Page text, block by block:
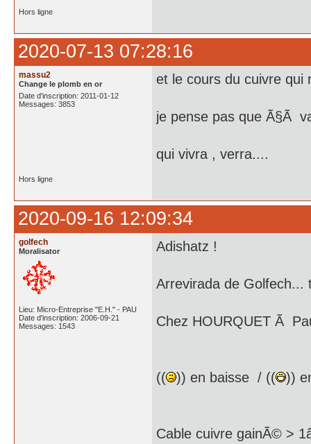
Hors ligne
2020-07-13 07:28:16
massu2
Change le plomb en or
Date d'inscription: 2011-01-12
Messages: 3853
et le cours du cuivre qui
je pense pas que Ã§Ã
qui vivra , verra....
Hors ligne
2020-09-16 12:09:34
golfech
Moralisator
Lieu: Micro-Entreprise "E.H." - PAU
Date d'inscription: 2006-09-21
Messages: 1543
Adishatz !
Arrevirada de Golfech...
Chez HOURQUET Ã
(( )) en baisse / (( ))
Cable cuivre gainÃ© >